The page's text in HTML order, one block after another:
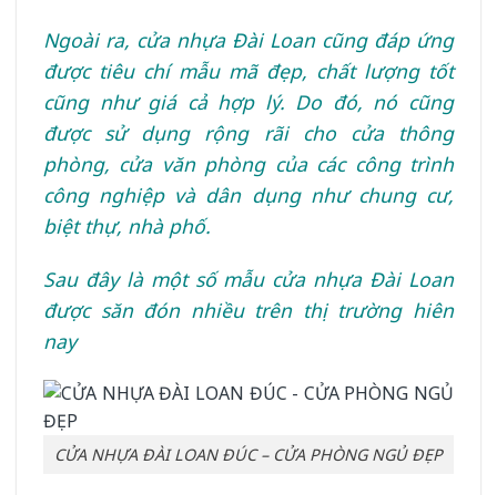
Ngoài ra, cửa nhựa Đài Loan cũng đáp ứng
được tiêu chí mẫu mã đẹp, chất lượng tốt
cũng như giá cả hợp lý. Do đó, nó cũng
được sử dụng rộng rãi cho cửa thông
phòng, cửa văn phòng của các công trình
công nghiệp và dân dụng như chung cư,
biệt thự, nhà phố.
Sau đây là một số mẫu cửa nhựa Đài Loan
được săn đón nhiều trên thị trường hiên
nay
CỬA NHỰA ĐÀI LOAN ĐÚC – CỬA PHÒNG NGỦ ĐẸP